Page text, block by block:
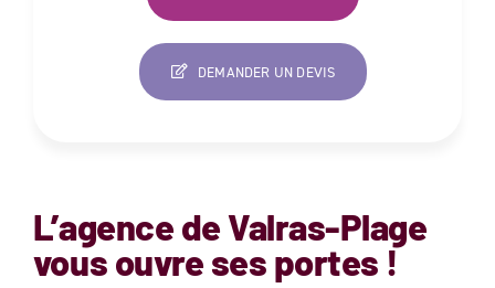
L’agence deValras-Plage
vous ouvre ses portes !
DEMANDER UN DEVIS